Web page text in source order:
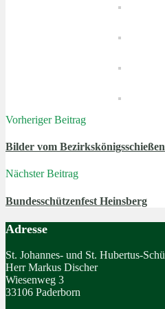
Vorheriger Beitrag
Bilder vom Bezirkskönigsschießen
Nächster Beitrag
Bundesschützenfest Heinsberg
Adresse
St. Johannes- und St. Hubertus-
Herr Markus Discher
Wiesenweg 3
33106 Paderborn